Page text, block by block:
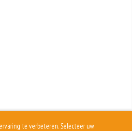
te verbeteren. Selecteer uw